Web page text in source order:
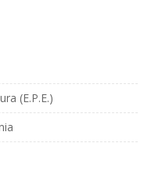
(E.P.E.)